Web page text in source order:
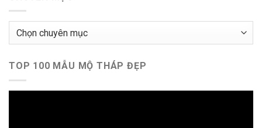
Chuyên
TOP 100 MẪU MỘ THÁP ĐẸP